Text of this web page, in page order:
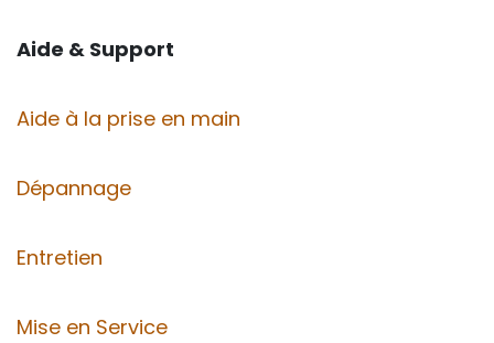
Aide & Support
Aide à la prise en main
Dépannage
Entretien
Mise en Service